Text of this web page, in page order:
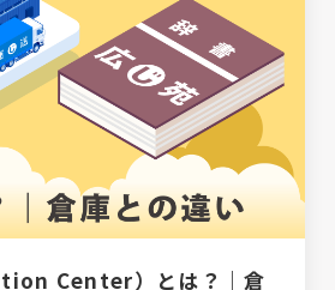
Center）とは？｜倉